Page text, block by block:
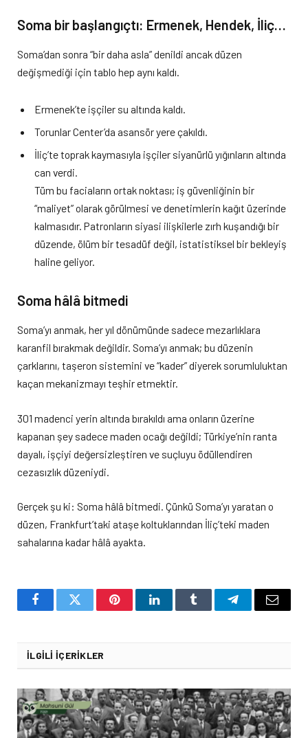
Soma bir başlangıçtı: Ermenek, Hendek, İliç…
Soma’dan sonra “bir daha asla” denildi ancak düzen
değişmediği için tablo hep aynı kaldı.
Ermenek’te işçiler su altında kaldı.
Torunlar Center’da asansör yere çakıldı.
İliç’te toprak kaymasıyla işçiler siyanürlü yığınların altında
can verdi.
Tüm bu faciaların ortak noktası; iş güvenliğinin bir
“maliyet” olarak görülmesi ve denetimlerin kağıt üzerinde
kalmasıdır. Patronların siyasi ilişkilerle zırh kuşandığı bir
düzende, ölüm bir tesadüf değil, istatistiksel bir bekleyiş
haline geliyor.
Soma hâlâ bitmedi
Soma’yı anmak, her yıl dönümünde sadece mezarlıklara
karanfil bırakmak değildir. Soma’yı anmak; bu düzenin
çarklarını, taşeron sistemini ve “kader” diyerek sorumluluktan
kaçan mekanizmayı teşhir etmektir.
301 madenci yerin altında bırakıldı ama onların üzerine
kapanan şey sadece maden ocağı değildi; Türkiye’nin ranta
dayalı, işçiyi değersizleştiren ve suçluyu ödüllendiren
cezasızlık düzeniydi.
Gerçek şu ki: Soma hâlâ bitmedi. Çünkü Soma’yı yaratan o
düzen, Frankfurt’taki ataşe koltuklarından İliç’teki maden
sahalarına kadar hâlâ ayakta.
FacebookTwitter PinterestLinkedInTumblr TelegramEmail
İLGILI İÇERIKLER